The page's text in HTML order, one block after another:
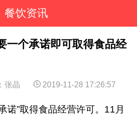
餐饮资讯
一个承诺即可取得食品经
张晶 2019-11-28 17:26:57
诺”取得食品经营许可。11月